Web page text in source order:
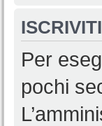
ISCRIVITI
Per
pochi